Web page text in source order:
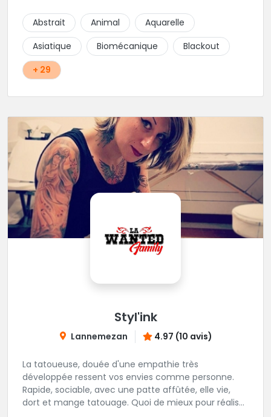
religieux ou du chicanos. Romain son frère sera vous
combler par sa finesse pour des pièces comme le
mandala, l'ornemental ou la calligraphie pour le
bonheur des futurs tatoués. Il y a aussi Léa, Maureen,
Fat, Tom, Sento, Lily, des artistes hors normes. Il n'y a
qu'à regarder les pièces sélectionnées ici pour
Abstrait Animal
Aquarelle
Asiatique
Biomécanique
Blackout
+ 29
Styl'ink
Lannemezan 4.97 (10 avis)
La tatoueuse, douée d'une empathie très
développée ressent vos envies comme personne.
Rapide, sociable, avec une patte affûtée, elle vie,
dort et mange tatouage. Quoi de mieux pour réaliser